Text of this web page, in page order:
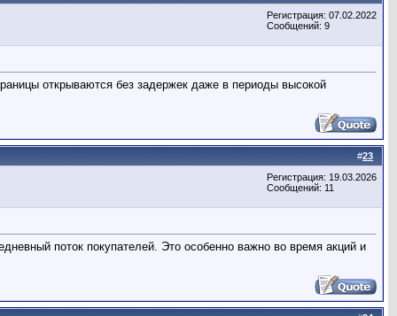
Регистрация: 07.02.2022
Сообщений: 9
открываются без задержек даже в периоды высокой
#23
Регистрация: 19.03.2026
Сообщений: 11
поток покупателей. Это особенно важно во время акций и